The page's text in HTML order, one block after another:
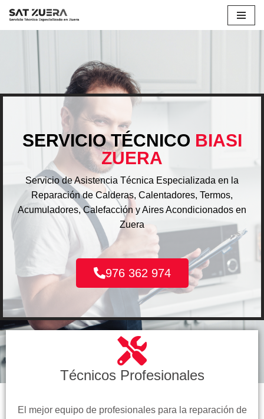
Saltar
SERVICIO TÉCNICO BIASI
ZUERA
Servicio de Asistencia Técnica Especializada en la
Reparación de Calderas, Calentadores, Termos,
Acumuladores, Calefacción y Aires Acondicionados en
Zuera
976 362 974
Técnicos Profesionales
El mejor equipo de profesionales para la reparación de